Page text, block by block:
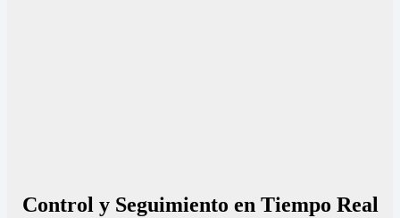
Control y Seguimiento en Tiempo Real